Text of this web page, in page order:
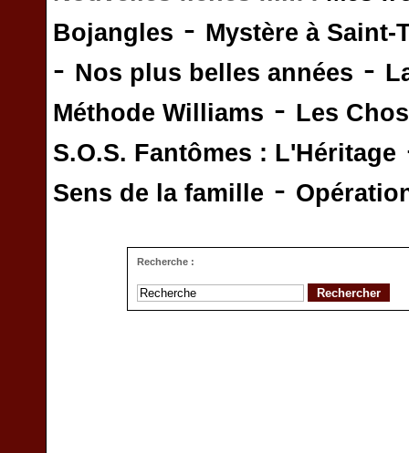
Bojangles - Mystère à Saint-
- Nos plus belles années -
Méthode Williams - Les
S.O.S. Fantômes : L'Héritage
Sens de la famille -
Recherche :